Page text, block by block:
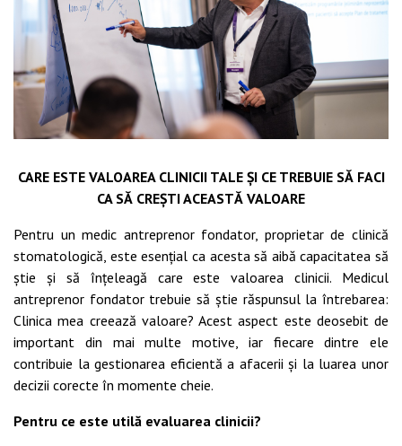
CARE ESTE VALOAREA CLINICII TALE ȘI CE TREBUIE SĂ FACI
CA SĂ CREȘTI ACEASTĂ VALOARE
Pentru un medic antreprenor fondator, proprietar de clinică
stomatologică, este esențial ca acesta să aibă capacitatea să
știe și să înțeleagă care este valoarea clinicii. Medicul
antreprenor fondator trebuie să știe răspunsul la întrebarea:
Clinica mea creează valoare? Acest aspect este deosebit de
important din mai multe motive, iar fiecare dintre ele
contribuie la gestionarea eficientă a afacerii și la luarea unor
decizii corecte în momente cheie.
Pentru ce este utilă evaluarea clinicii?